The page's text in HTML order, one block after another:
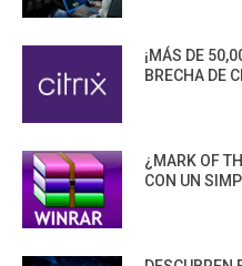
¡MÁS DE
BRECHA DE
¿MARK OF
CON UN